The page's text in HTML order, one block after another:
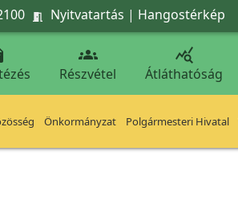
 Nyitvatartás | Hangostérkép

Részvétel

Átláthatóság
Önkormányzat Polgármesteri Hivatal